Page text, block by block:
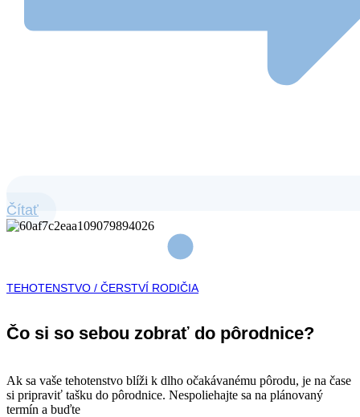
Čítať
TEHOTENSTVO / ČERSTVÍ RODIČIA
Čo si so sebou zobrať do pôrodnice?
Ak sa vaše tehotenstvo blíži k dlho očakávanému pôrodu, je na čase
si pripraviť tašku do pôrodnice. Nespoliehajte sa na plánovaný
termín a buďte